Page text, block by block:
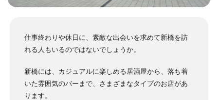
仕事終わりや休日に、素敵な出会いを求めて新橋を訪
れる人もいるのではないでしょうか。
新橋には、カジュアルに楽しめる居酒屋から、落ち着
いた雰囲気のバーまで、さまざまなタイプのお店があ
ります。